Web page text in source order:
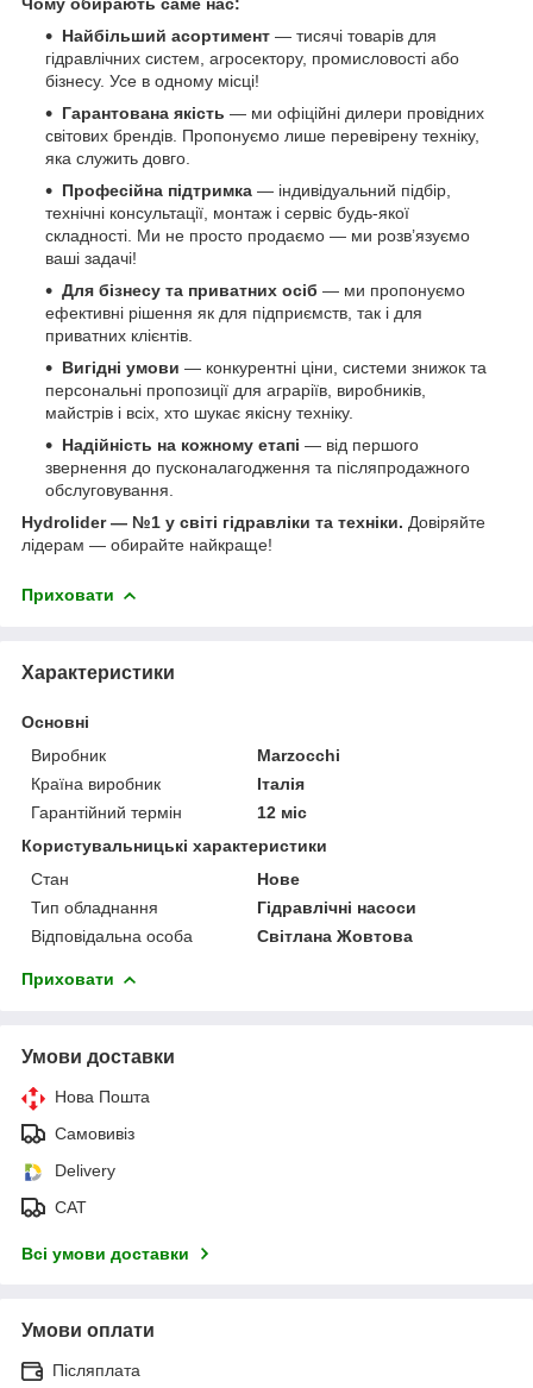
Найбільший асортимент — тисячі товарів для
гідравлічних систем, агросектору, промисловості або
бізнесу. Усе в одному місці!
Гарантована якість — ми офіційні дилери провідних
світових брендів. Пропонуємо лише перевірену техніку,
яка служить довго.
Професійна підтримка — індивідуальний підбір,
технічні консультації, монтаж і сервіс будь-якої
складності. Ми не просто продаємо — ми розв’язуємо
ваші задачі!
Для бізнесу та приватних осіб — ми пропонуємо
ефективні рішення як для підприємств, так і для
приватних клієнтів.
Вигідні умови — конкурентні ціни, системи знижок та
персональні пропозиції для аграріїв, виробників,
майстрів і всіх, хто шукає якісну техніку.
Надійність на кожному етапі — від першого
звернення до пусконалагодження та післяпродажного
обслуговування.
Hydrolider — №1 у світі гідравліки та техніки. Довіряйте
лідерам — обирайте найкраще!
Приховати
Характеристики
Основні
Виробник
Marzocchi
Країна виробник
Італія
Гарантійний термін
12 міс
Користувальницькі характеристики
Стан
Нове
Тип обладнання
Гідравлічні насоси
Відповідальна особа
Світлана Жовтова
Приховати
Умови доставки
Нова Пошта
Самовивіз
Delivery
САТ
Всі умови доставки
Умови оплати
Післяплата